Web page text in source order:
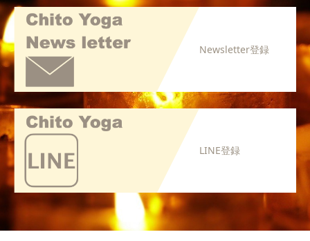
Newsletter登録
LINE登録